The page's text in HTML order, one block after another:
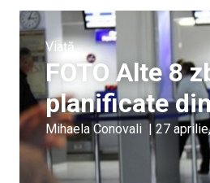
Viață
FOTO Alte 8
planificate
Mihaela Conovali | 27